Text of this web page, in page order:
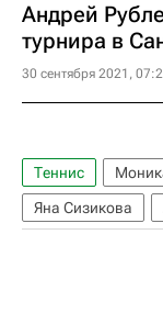
Андрей
турнира в
30 сентября 2021,
Теннис
Яна Сизикова